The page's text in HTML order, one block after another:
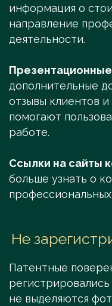
информация о
направление
деятельности.
дополнительные
отзывы клиентов
помогают
работе.
Ссылки на сайты
больше узнать о
Не
Патентные
не выделяются